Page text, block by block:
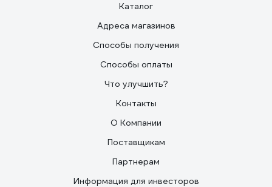
Каталог
Адреса магазинов
Способы получения
Способы оплаты
Что улучшить?
Контакты
О Компании
Поставщикам
Партнерам
Информация для инвесторов